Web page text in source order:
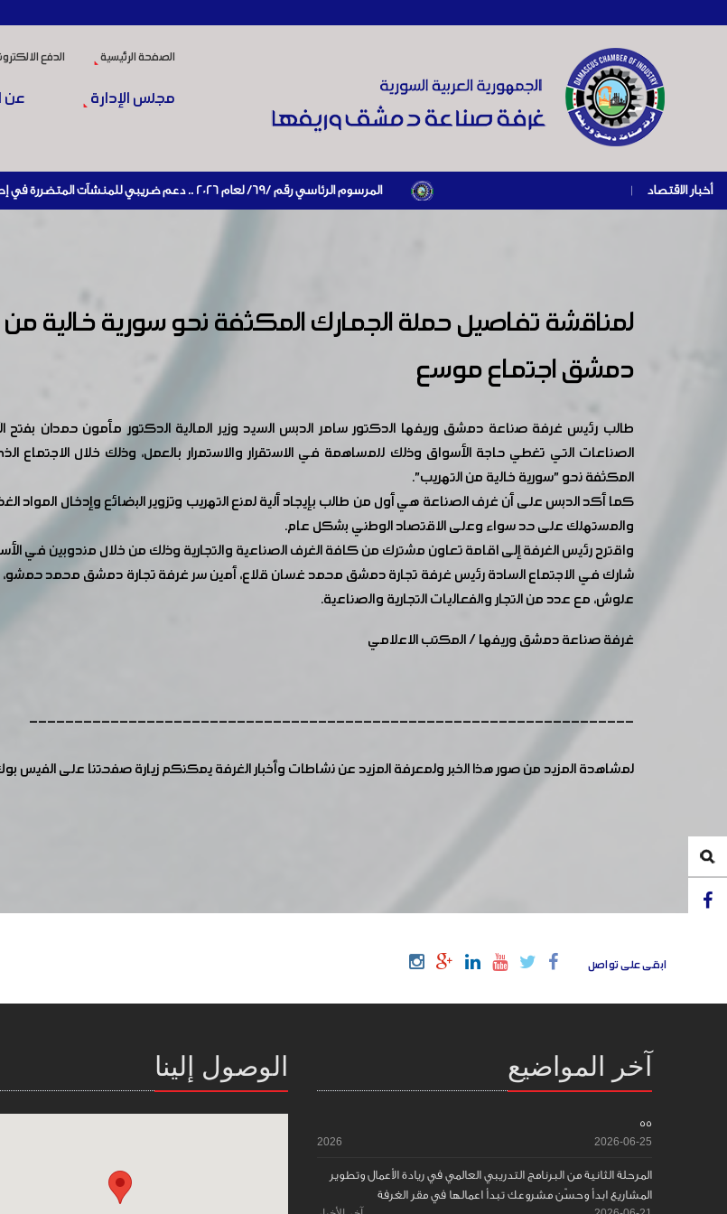
الصفحة الرئيسية الدفع
مجلس الإدارة عن
أخبار الاقتصاد | المرسوم الرئاسي رقم /69/ لعام 2026 .. دعم ضريبي للمنشآت المتضررة في إطار مسار التعافي الاقتصادي وإعادة تنشيط الإنتاج
لمناقشة تفاصيل حملة الجمارك المكثفة نحو سورية خالية
دمشق اجتماع موسع
طالب رئيس غرفة صناعة دمشق وريفها الدكتور سامر الدبس السيد وزير المالية الدكتور مأمون حمدان
الصناعات التي تغطي حاجة الأسواق وذلك للمساهمة في الاستقرار والاستمرار بالعمل، وذلك خلال
المكثفة نحو "سورية خالية من التهريب".
كما أكد الدبس على أن غرف الصناعة هي أول من طالب بإيجاد ألية لمنع التهريب وتزوير البضائع وإدخال المواد
والمستهلك على حد سواء وعلى الاقتصاد الوطني بشكل عام.
واقترح رئيس الغرفة إلى اقامة تعاون مشترك من كافة الغرف الصناعية والتجارية وذلك من خلال مندوبين في
شارك في الاجتماع السادة رئيس غرفة تجارة دمشق محمد غسان قلاع، أمين سر غرفة تجارة دمشق محمد حمشو،
علوش، مع عدد من التجار والفعاليات التجارية والصناعية.
غرفة صناعة دمشق وريفها / المكتب الاعلامي
-------------------------------------------------------------------
لمشاهدة المزيد من صور هذا الخبر ولمعرفة المزيد عن نشاطات وأخبار الغرفة يمكنكم زيارة صفحتنا على الفيس
ابقى على تواصل
آخر المواضيع
55
2026-06-25
2026
المرحلة الثانية من البرنامج التدريبي العالمي في ريادة الأعمال وتطوير
المشاريع ابدأ وحسّن مشروعك تبدأ اعمالها في مقر الغرفة
الوصول إلينا